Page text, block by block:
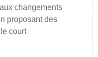
changements
proposant des
court